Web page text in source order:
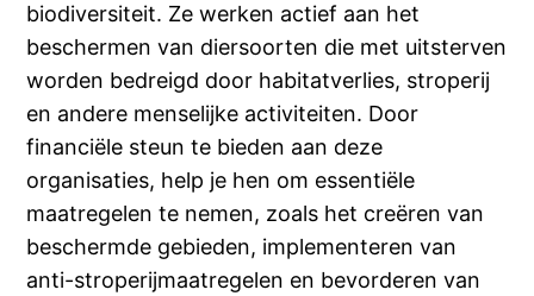
biodiversiteit. Ze werken actief aan het
beschermen van diersoorten die met uitsterven
worden bedreigd door habitatverlies, stroperij
en andere menselijke activiteiten. Door
financiële steun te bieden aan deze
organisaties, help je hen om essentiële
maatregelen te nemen, zoals het creëren van
beschermde gebieden, implementeren van
anti-stroperijmaatregelen en bevorderen van